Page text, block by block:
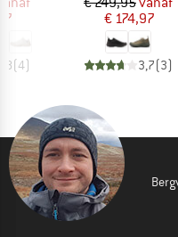
(4)
€ 174,97
3,7(3)